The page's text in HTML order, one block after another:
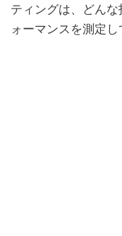
ティングは、どん
ォーマンスを測定